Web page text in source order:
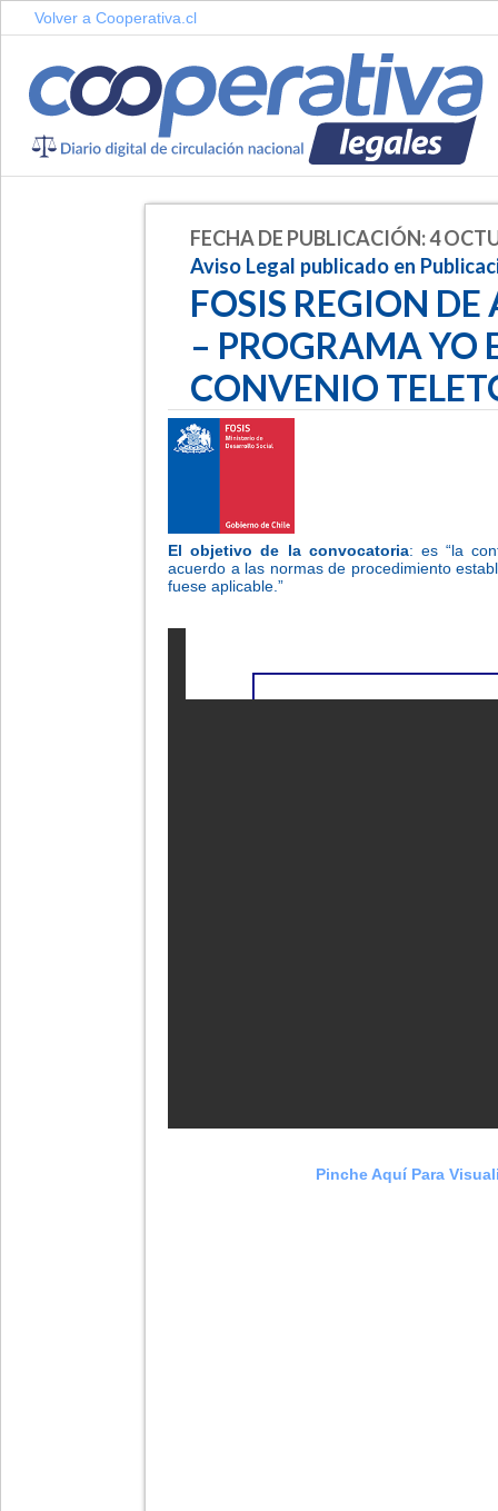
Volver a Cooperativa.cl
FECHA DE PUBLICACIÓN: 4
Aviso Legal publicado en
FOSIS REGION
– PROGRAMA YO
CONVENIO
El objetivo de la convocatoria: es “la
acuerdo a las normas de procedimiento
fuese aplicable.”
Pinche Aquí Para